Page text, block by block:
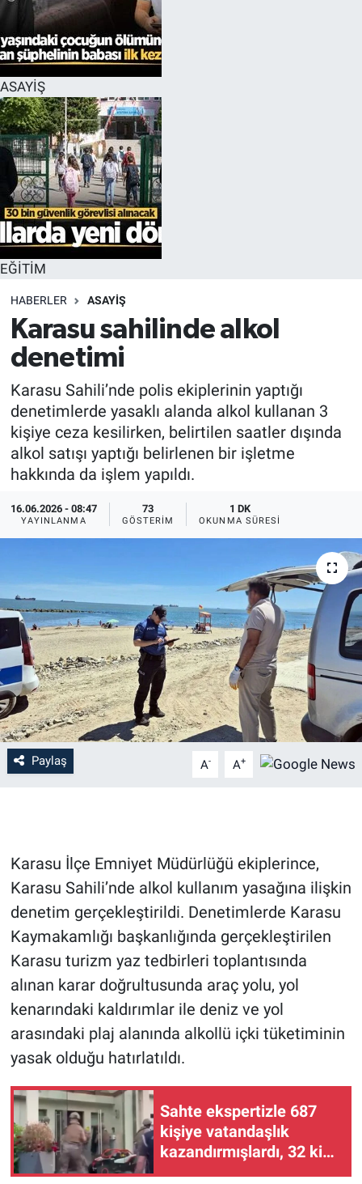
ASAYİŞ
EĞİTİM
HABERLER ASAYİŞ
Karasu sahilinde alkol
denetimi
Karasu Sahili’nde polis ekiplerinin yaptığı
denetimlerde yasaklı alanda alkol kullanan 3
kişiye ceza kesilirken, belirtilen saatler dışında
alkol satışı yaptığı belirlenen bir işletme
hakkında da işlem yapıldı.
16.06.2026 - 08:47
YAYINLANMA
73
GÖSTERIM
1 DK
OKUNMA SÜRESI
Paylaş A- A+
Karasu İlçe Emniyet Müdürlüğü ekiplerince,
Karasu Sahili’nde alkol kullanım yasağına ilişkin
denetim gerçekleştirildi. Denetimlerde Karasu
Kaymakamlığı başkanlığında gerçekleştirilen
Karasu turizm yaz tedbirleri toplantısında
alınan karar doğrultusunda araç yolu, yol
kenarındaki kaldırımlar ile deniz ve yol
arasındaki plaj alanında alkollü içki tüketiminin
yasak olduğu hatırlatıldı.
Sahte ekspertizle 687
kişiye vatandaşlık
kazandırmışlardı, 32 kişi
tutuklandı
EĞİTİM
ÖZEL HABER
HALK54 PANORAMA